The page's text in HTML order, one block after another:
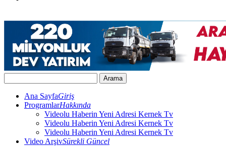
Ana SayfaGiriş
ProgramlarHakkında
Videolu Haberin Yeni Adresi Kernek Tv
Videolu Haberin Yeni Adresi Kernek Tv
Videolu Haberin Yeni Adresi Kernek Tv
Video ArşivSürekli Güncel